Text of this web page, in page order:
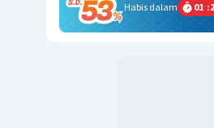
Habis dalam
01 :